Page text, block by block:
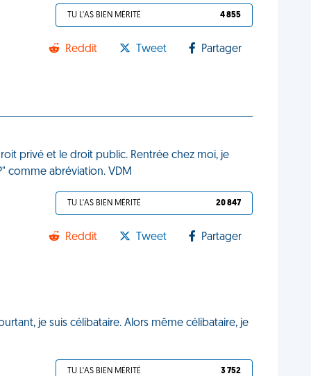
TU L'AS BIEN MÉRITÉ 4 855
Reddit Tweet Partager
privé et le droit public. Rentrée chez moi, je
comme abréviation. VDM
TU L'AS BIEN MÉRITÉ 20 847
Reddit Tweet Partager
je suis célibataire. Alors même célibataire, je
TU L'AS BIEN MÉRITÉ 3 752